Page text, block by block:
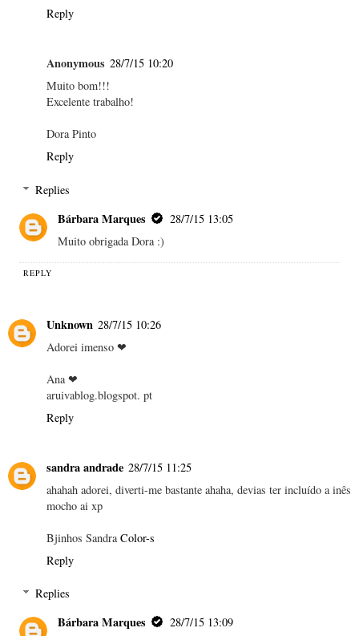
Reply
Anonymous 28/7/15 10:20
Muito bom!!!
Excelente trabalho!
Dora Pinto
Reply
Replies
Bárbara Marques
28/7/15 13:05
Muito obrigada Dora :)
REPLY
Unknown 28/7/15 10:26
Adorei imenso ❤
Ana ❤
aruivablog.blogspot. pt
Reply
sandra andrade 28/7/15 11:25
ahahah adorei, diverti-me bastante ahaha, devias ter incluído a inês
mocho ai xp
Bjinhos Sandra Color-s
Reply
Replies
Bárbara Marques
28/7/15 13:09